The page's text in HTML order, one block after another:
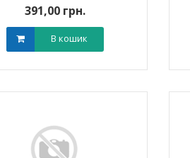
391,00 грн.
В кошик